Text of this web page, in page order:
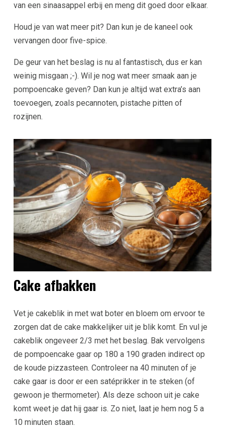
van een sinaasappel erbij en meng dit goed door elkaar.
Houd je van wat meer pit? Dan kun je de kaneel ook
vervangen door five-spice.
De geur van het beslag is nu al fantastisch, dus er kan
weinig misgaan ;-). Wil je nog wat meer smaak aan je
pompoencake geven? Dan kun je altijd wat extra’s aan
toevoegen, zoals pecannoten, pistache pitten of
rozijnen.
Cake afbakken
Vet je cakeblik in met wat boter en bloem om ervoor te
zorgen dat de cake makkelijker uit je blik komt. En vul je
cakeblik ongeveer 2/3 met het beslag. Bak vervolgens
de pompoencake gaar op 180 a 190 graden indirect op
de koude pizzasteen. Controleer na 40 minuten of je
cake gaar is door er een satéprikker in te steken (of
gewoon je thermometer). Als deze schoon uit je cake
komt weet je dat hij gaar is. Zo niet, laat je hem nog 5 a
10 minuten staan.